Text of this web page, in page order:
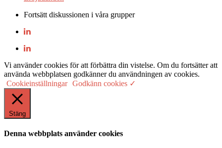
Fortsätt diskussionen i våra grupper
Vi använder cookies för att förbättra din vistelse. Om du fortsätter att
använda webbplatsen godkänner du användningen av cookies.
Cookieinställningar Godkänn cookies ✓
Stäng
Denna webbplats använder cookies